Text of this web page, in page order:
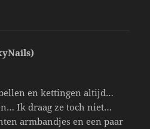
en kettingen altijd…
Ik draag ze toch niet…
armbandjes en een paar